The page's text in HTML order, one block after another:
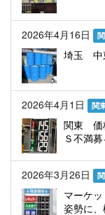
2026年4月16日
埼玉 中
2026年4月1日 関
関東 価
Ｓ不満
2026年3月26日
マーケ
姿勢に